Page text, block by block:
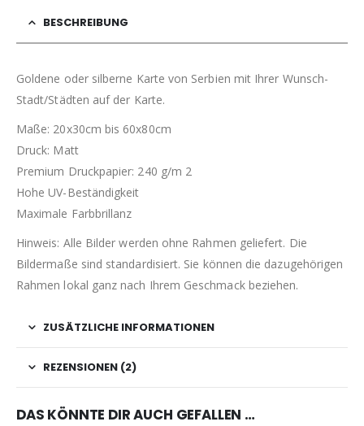
BESCHREIBUNG
Goldene oder silberne Karte von Serbien mit Ihrer Wunsch-
Stadt/Städten auf der Karte.
Maße: 20x30cm bis 60x80cm
Druck: Matt
Premium Druckpapier: 240 g/m 2
Hohe UV-Beständigkeit
Maximale Farbbrillanz
Hinweis: Alle Bilder werden ohne Rahmen geliefert. Die
Bildermaße sind standardisiert. Sie können die dazugehörigen
Rahmen lokal ganz nach Ihrem Geschmack beziehen.
ZUSÄTZLICHE INFORMATIONEN
REZENSIONEN (2)
DAS KÖNNTE DIR AUCH GEFALLEN …